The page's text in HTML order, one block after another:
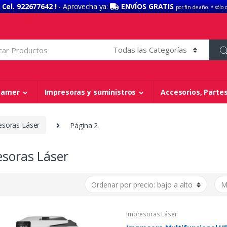
922677642 !- Aprovecha ya: ENVÍOS GRATISpor fin de año. * sólo
Impresoras y suministros Accesorios,
Láser Página 2
Láser
Impresoras Láser